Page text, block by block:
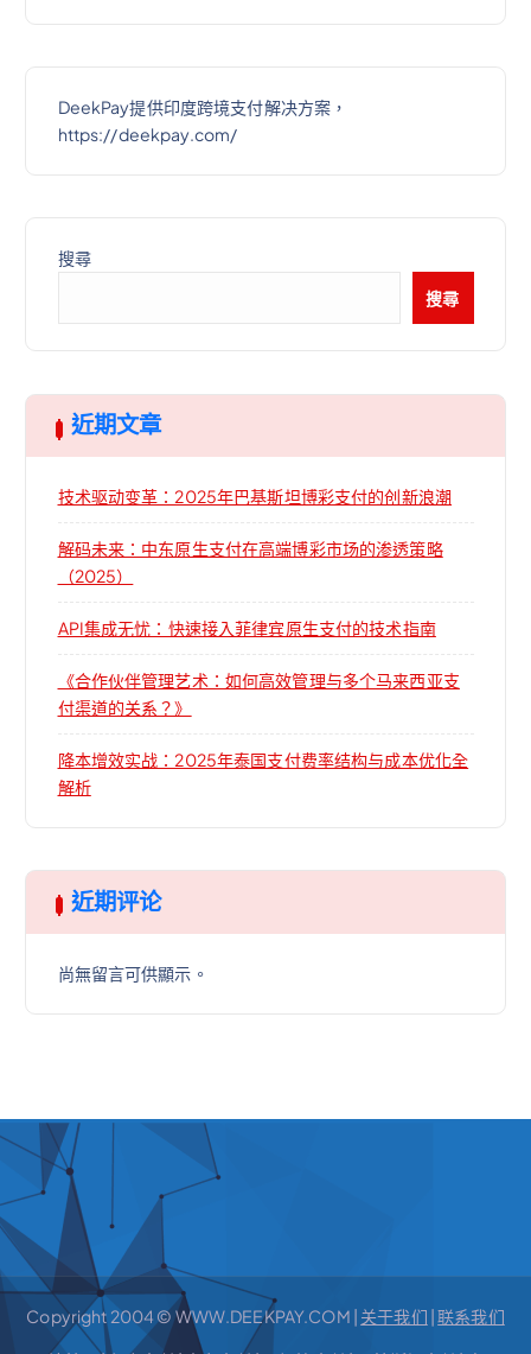
DeekPay提供印度跨境支付解决方案，
https://deekpay.com/
搜尋
搜尋
近期文章
技术驱动变革：2025年巴基斯坦博彩支付的创新浪潮
解码未来：中东原生支付在高端博彩市场的渗透策略
（2025）
API集成无忧：快速接入菲律宾原生支付的技术指南
《合作伙伴管理艺术：如何高效管理与多个马来西亚支
付渠道的关系？》
降本增效实战：2025年泰国支付费率结构与成本优化全
解析
近期评论
尚無留言可供顯示。
Copyright 2004 © WWW.DEEKPAY.COM | 关于我们 |联系我们